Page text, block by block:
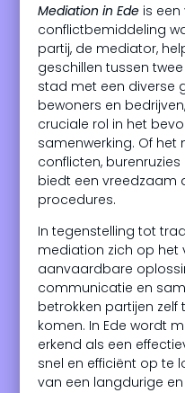
Mediation in Ede is
conflictbemiddeling
partij, de mediator,
geschillen tussen
stad met een diverse
bewoners en
cruciale rol in het
samenwerking. Of het
conflicten,
biedt een vreedzaam
procedures.
In tegenstelling tot
mediation zich op het
aanvaardbare
communicatie en
betrokken partijen
komen. In Ede wordt
erkend als een
snel en efficiënt op te
van een langdurige